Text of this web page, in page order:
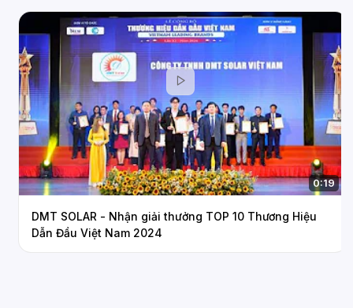
0:19
DMT SOLAR - Nhận giải thưởng TOP 10 Thương Hiệu
Dẫn Đầu Việt Nam 2024